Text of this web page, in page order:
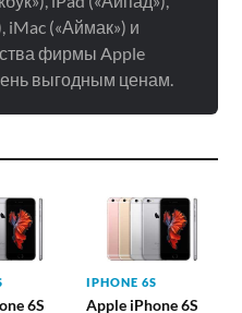
iMac («Аймак») и
фирмы Apple
выгодным ценам.
6S
IPHONE 6S
Apple iPhone 6S